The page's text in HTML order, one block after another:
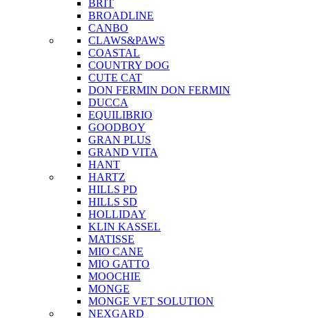
BRIT
BROADLINE
CANBO
CLAWS&PAWS
COASTAL
COUNTRY DOG
CUTE CAT
DON FERMIN DON FERMIN
DUCCA
EQUILIBRIO
GOODBOY
GRAN PLUS
GRAND VITA
HANT
HARTZ
HILLS PD
HILLS SD
HOLLIDAY
KLIN KASSEL
MATISSE
MIO CANE
MIO GATTO
MOOCHIE
MONGE
MONGE VET SOLUTION
NEXGARD